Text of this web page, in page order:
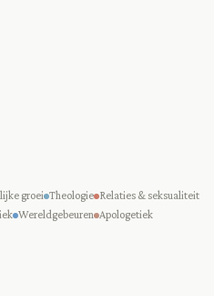
groei Theologie Relaties & seksualiteit
Wereldgebeuren Apologetiek